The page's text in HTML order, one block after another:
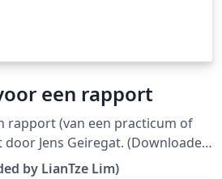
een rapport
rapport (van een practicum of
Jens Geiregat. (Downloaded
en logo's)
by LianTze Lim)